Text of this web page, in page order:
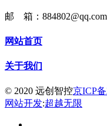
邮 箱：884802@qq.com
网站首页
关于我们
© 2020 远创智控京ICP备
网站开发:超越无限